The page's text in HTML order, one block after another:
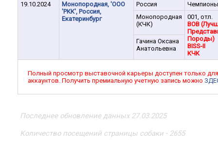
19.10.2024
Монопородная, 'ООО
'РКК', Россия,
Екатеринбург
Россия
Чемпионы
Монопородная
(КЧК)
001, отл.
BOB
Породы)
BISS-II
КЧК
Гачина Оксана
Анатольевна
Полный просмотр выставочной карьеры доступен только
аккаунтов. Получить премиальную учетную запись можно
Последнее обновление данных 27.03.2025
Количество посещений страницы собаки - 2655